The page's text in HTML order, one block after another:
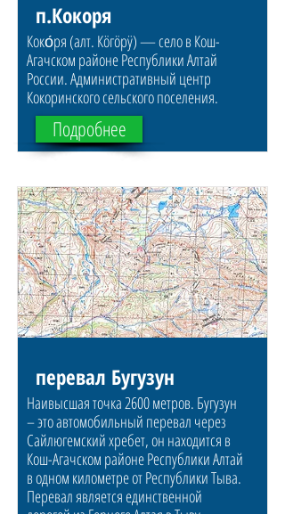
п.Кокоря
Коко́ря (алт. Кӧгӧрӱ) — село в Кош-
Агачском районе Республики Алтай
России. Административный центр
Кокоринского сельского поселения.
Подробнее
перевал Бугузун
Наивысшая точка 2600 метров. Бугузун
– это автомобильный перевал через
Сайлюгемский хребет, он находится в
Кош-Агачском районе Республики Алтай
в одном километре от Республики Тыва.
Перевал является единственной